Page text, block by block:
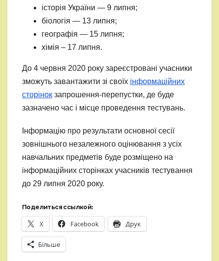
історія України — 9 липня;
біологія — 13 липня;
географія — 15 липня;
хімія – 17 липня.
До 4 червня 2020 року зареєстровані учасники
зможуть завантажити зі своїх інформаційних
сторінок запрошення-перепустки, де буде
зазначено час і місце проведення тестувань.
Інформацію про результати основної сесії
зовнішнього незалежного оцінювання з усіх
навчальних предметів буде розміщено на
інформаційних сторінках учасників тестування
до 29 липня 2020 року.
Поделиться ссылкой:
X Facebook Друк
Більше